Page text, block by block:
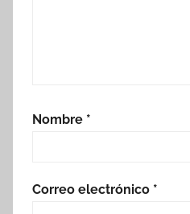
Nombre *
Correo electrónico *